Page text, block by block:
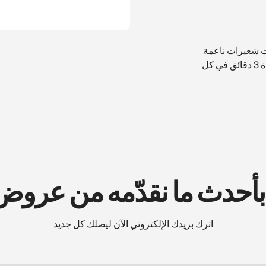
شعيرات ناعمة
وغسل الأسنان بعد كل وجبة، أو على الأقل مرتين يوميًّا لمدة 3 دقائق في كل
بأحدث ما نقدّمه من
اترك بريدك الإلكتروني الآن ليصلك كل جديد